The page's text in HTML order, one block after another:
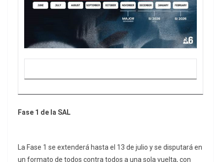
Fase 1 de la SAL
La Fase 1 se extenderá hasta el 13 de julio y se disputará en
un formato de todos contra todos a una sola vuelta, con